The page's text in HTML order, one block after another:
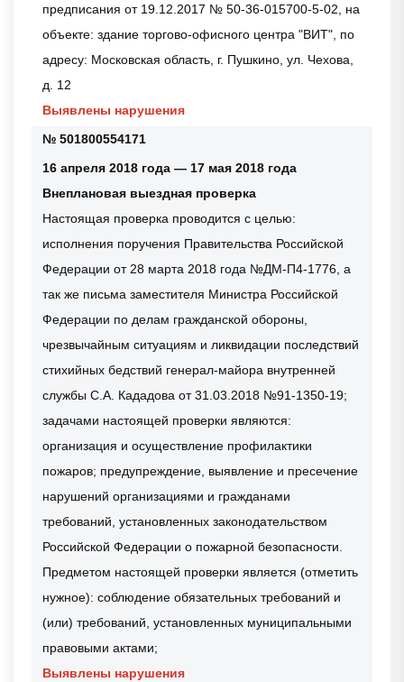
предписания от 19.12.2017 № 50-36-015700-5-02, на
объекте: здание торгово-офисного центра "ВИТ", по
адресу: Московская область, г. Пушкино, ул. Чехова,
д. 12
Выявлены нарушения
№ 501800554171
16 апреля 2018 года — 17 мая 2018 года
Внеплановая выездная проверка
Настоящая проверка проводится с целью:
исполнения поручения Правительства Российской
Федерации от 28 марта 2018 года №ДМ-П4-1776, а
так же письма заместителя Министра Российской
Федерации по делам гражданской обороны,
чрезвычайным ситуациям и ликвидации последствий
стихийных бедствий генерал-майора внутренней
службы С.А. Кададова от 31.03.2018 №91-1350-19;
задачами настоящей проверки являются:
организация и осуществление профилактики
пожаров; предупреждение, выявление и пресечение
нарушений организациями и гражданами
требований, установленных законодательством
Российской Федерации о пожарной безопасности.
Предметом настоящей проверки является (отметить
нужное): соблюдение обязательных требований и
(или) требований, установленных муниципальными
правовыми актами;
Выявлены нарушения